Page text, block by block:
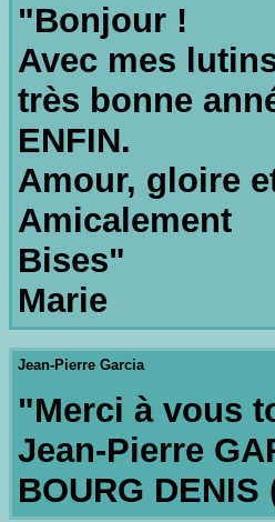
"Bonjour !
Avec mes
très bonne
ENFIN.
Amour, gloire
Amicalement
Bises"
Marie
Jean-Pierre Garcia
"Merci à vous
Jean-Pierre
BOURG